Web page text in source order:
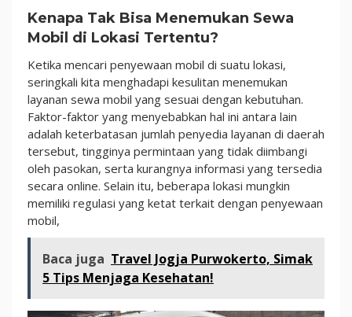
Kenapa Tak Bisa Menemukan Sewa
Mobil di Lokasi Tertentu?
Ketika mencari penyewaan mobil di suatu lokasi,
seringkali kita menghadapi kesulitan menemukan
layanan sewa mobil yang sesuai dengan kebutuhan.
Faktor-faktor yang menyebabkan hal ini antara lain
adalah keterbatasan jumlah penyedia layanan di daerah
tersebut, tingginya permintaan yang tidak diimbangi
oleh pasokan, serta kurangnya informasi yang tersedia
secara online. Selain itu, beberapa lokasi mungkin
memiliki regulasi yang ketat terkait dengan penyewaan
mobil,
Baca juga Travel Jogja Purwokerto, Simak
5 Tips Menjaga Kesehatan!